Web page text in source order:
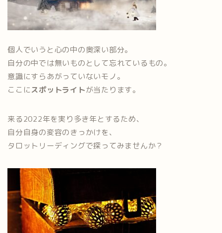
個人でいうと心の中の奥深い部分。
自分の中では無いものとして忘れているもの。
意識にすらあがっていないモノ。
ここにスポットライトが当たります。
来る2022年を実り多き年とするため、
自分自身の変容のきっかけを、
タロットリーディングで探ってみませんか？